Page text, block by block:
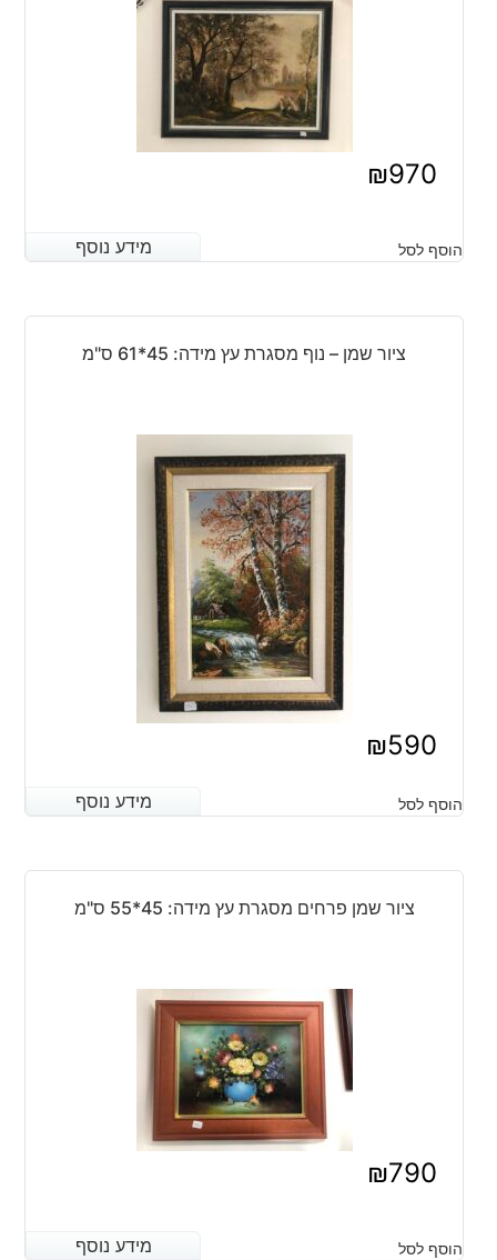
₪970
מידע נוסף הוסף לסל מידע נוסף
ציור שמן – נוף מסגרת עץ מידה: 45*61 ס"מ
₪590
מידע נוסף הוסף לסל מידע נוסף
ציור שמן פרחים מסגרת עץ מידה: 45*55 ס"מ
₪790
מידע נוסף הוסף לסל מידע נוסף